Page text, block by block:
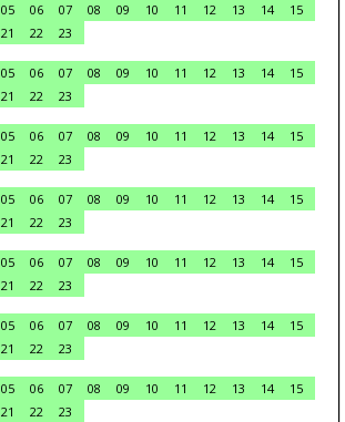
05 06 07 08 09 10 11 12 13 14
15
21 22
23
05 06 07 08 09 10 11 12 13 14
15
21 22
23
05 06 07 08 09 10 11 12 13 14
15
21 22
23
05 06 07 08 09 10 11 12 13 14
15
21 22
23
05 06 07 08 09 10 11 12 13 14
15
21 22
23
05 06 07 08 09 10 11 12 13 14
15
21 22
23
05 06 07 08 09 10 11 12 13 14
15
21 22
23